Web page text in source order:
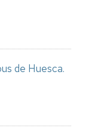
de Huesca.